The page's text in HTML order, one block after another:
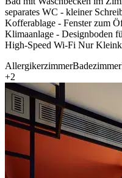
separates WC - kleiner
Kofferablage - Fenster zum
Klimaanlage - Designboden
High-Speed Wi-Fi Nur
AllergikerzimmerBadezimmer
+2